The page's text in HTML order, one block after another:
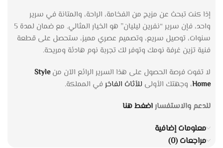
إذا كنت تبحث عن مزيج من الفخامة، الراحة، والمتانة في سرير
واحد، فإن سرير “نفرين ليليان” هو الخيار المثالي. مع ضمان لمدة 5
سنوات، توصيل سريع، وتصميم عصري مميز، ستحصل على قطعة
فنية تزين غرفة نومك وتوفر لك تجربة نوم هادئة ومريحة.
لا تفوت فرصة الحصول على هذا السرير الرائع الآن منStyle
Home، وجهتك الأولى للأثاث الفاخر في المملكة.
للدعم والاستفساراضغط هنا
معلومات إضافية
مراجعات (0)